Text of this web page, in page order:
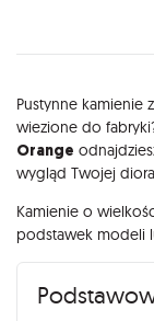
Opis
Pustynne kamienie
wiezione do
Orange
wygląd Twojej
Kamienie o
podstawek modeli